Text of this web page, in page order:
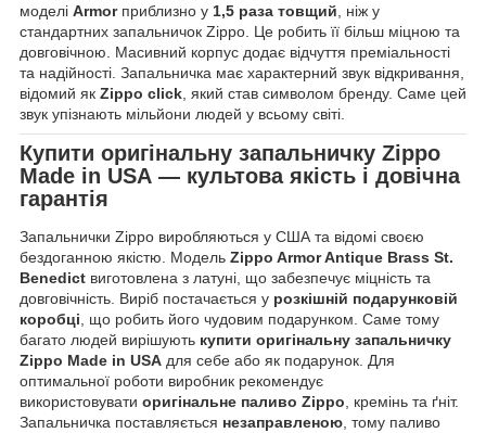
моделі Armorприблизно у 1,5 раза товщий , ніж у
стандартних запальничок Zippo. Це робить її більш міцною та
довговічною. Масивний корпус додає відчуття преміальності
та надійності. Запальничка має характерний звук відкривання,
відомий як Zippo click , який став символом бренду. Саме цей
звук упізнають мільйони людей у всьому світі.
Купити оригінальну запальничку Zippo
Made in USA — культова якість і довічна
гарантія
Запальнички Zippo виробляються у США та відомі своєю
бездоганною якістю. Модель Zippo Armor Antique Brass St.
Benedict виготовлена з латуні, що забезпечує міцність та
довговічність. Виріб постачається у розкішній подарунковій
коробці, що робить його чудовим подарунком. Саме тому
багато людей вирішують купити оригінальну запальничку
Zippo Made in USA для себе або як подарунок. Для
оптимальної роботи виробник рекомендує
використовувати оригінальне паливо Zippo, кремінь та ґніт.
Запальничка поставляється незаправленою, тому паливо